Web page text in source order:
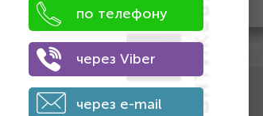
2. Оставьте контактные данные
по телефону
через Viber
через e-mail